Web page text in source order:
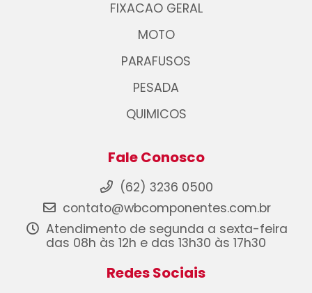
FIXACAO GERAL
MOTO
PARAFUSOS
PESADA
QUIMICOS
Fale Conosco
(62) 3236 0500
contato@wbcomponentes.com.br
Atendimento de segunda a sexta-feira
das 08h às 12h e das 13h30 às 17h30
Redes Sociais